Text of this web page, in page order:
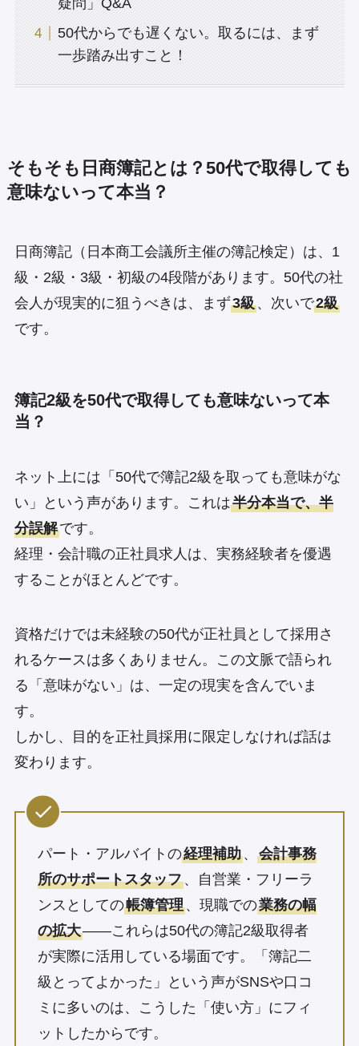
疑問」Q&A
50代からでも遅くない。取るには、まず
一歩踏み出すこと！
そもそも日商簿記とは？50代で取得しても
意味ないって本当？
日商簿記（日本商工会議所主催の簿記検定）は、1
級・2級・3級・初級の4段階があります。50代の社
会人が現実的に狙うべきは、まず3級、次いで2級
です。
簿記2級を50代で取得しても意味ないって本
当？
ネット上には「50代で簿記2級を取っても意味がな
い」という声があります。これは半分本当で、半
分誤解です。
経理・会計職の正社員求人は、実務経験者を優遇
することがほとんどです。
資格だけでは未経験の50代が正社員として採用さ
れるケースは多くありません。この文脈で語られ
る「意味がない」は、一定の現実を含んでいま
す。
しかし、目的を正社員採用に限定しなければ話は
変わります。
パート・アルバイトの経理補助、 会計事務
所のサポートスタッフ、自営業・フリーラ
ンスとしての帳簿管理、現職での業務の幅
の拡大——これらは50代の簿記2級取得者
が実際に活用している場面です。「簿記二
級とってよかった」という声がSNSや口コ
ミに多いのは、こうした「使い方」にフィ
ットしたからです。